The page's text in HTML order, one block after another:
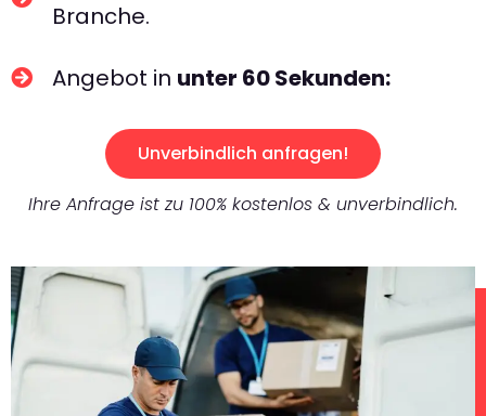
Branche.
Angebot in unter 60 Sekunden:
Unverbindlich anfragen!
Ihre Anfrage ist zu 100% kostenlos & unverbindlich.